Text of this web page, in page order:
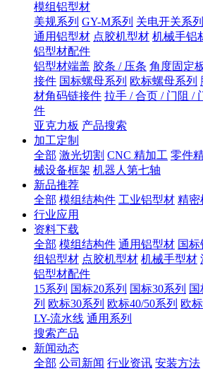
模组铝型材
美规系列 GY-M系列 关电开关系列
通用铝型材 点胶机型材 机械手铝
铝型材配件
铝型材端盖 胶条 / 压条 角度固定
接件 国标螺母系列 欧标螺母系列
材角码链接件 拉手 / 合页 / 门阻 /
件
亚克力板 产品搜索
加工定制
全部 激光切割 CNC 精加工 零件
械设备框架 机器人第七轴
新品推荐
全部 模组结构件 工业铝型材 精密
行业应用
资料下载
全部 模组结构件 通用铝型材 国
组铝型材 点胶机型材 机械手型材
铝型材配件
15系列 国标20系列 国标30系列 国
列 欧标30系列 欧标40/50系列 欧
LY-流水线 通用系列
搜索产品
新闻动态
全部 公司新闻 行业资讯 安装方法